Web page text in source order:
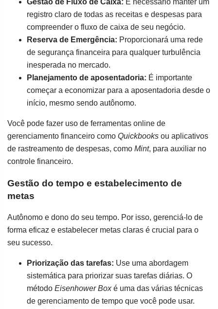
registro claro de todas as receitas e despesas para
compreender o fluxo de caixa de seu negócio.
Reserva de Emergência: Proporcionará uma rede
de segurança financeira para qualquer turbulência
inesperada no mercado.
Planejamento de aposentadoria: É importante
começar a economizar para a aposentadoria desde o
início, mesmo sendo autônomo.
Você pode fazer uso de ferramentas online de
gerenciamento financeiro como Quickbooks ou aplicativos
de rastreamento de despesas, como Mint, para auxiliar no
controle financeiro.
Gestão do tempo e estabelecimento de
metas
Autônomo e dono do seu tempo. Por isso, gerenciá-lo de
forma eficaz e estabelecer metas claras é crucial para o
seu sucesso.
Priorização das tarefas: Use uma abordagem
sistemática para priorizar suas tarefas diárias. O
método Eisenhower Boxé uma das várias técnicas
de gerenciamento de tempo que você pode usar.